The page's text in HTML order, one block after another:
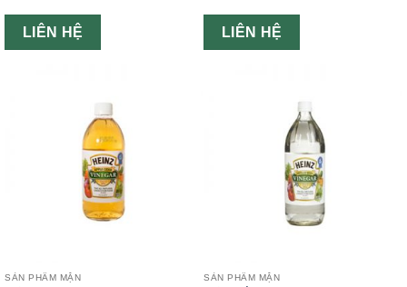
LIÊN HỆ LIÊN HỆ
SẢN PHẨM MẶN SẢN PHẨM MẶN